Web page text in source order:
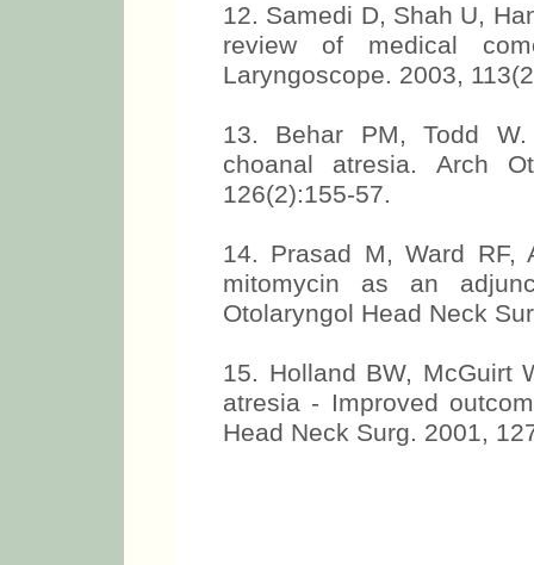
12. Samedi D, Shah U,
review of medical
Laryngoscope. 2003,
13. Behar PM, Todd
choanal atresia. Arch
126(2):155-57.
14. Prasad M, Ward RF,
mitomycin as an
Otolaryngol Head Neck
15. Holland BW, McGuirt
atresia - Improved
Head Neck Surg. 2001,